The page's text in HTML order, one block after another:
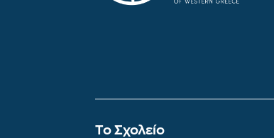
To Σχολείο